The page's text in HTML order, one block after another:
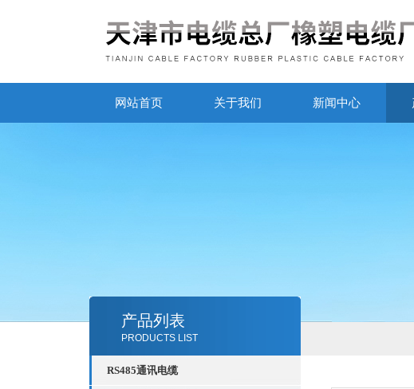
网站首页 关于我们 新闻中心
产品列表
PRODUCTS LIST
RS485通讯电缆